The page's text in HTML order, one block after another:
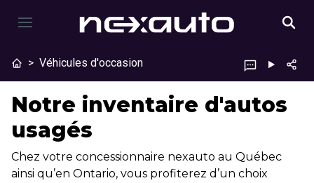
> Véhicules d'occasion
Notre inventaire d'autos
usagés
Chez votre concessionnaire nexauto au Québec
ainsi qu’en Ontario, vous profiterez d’un choix